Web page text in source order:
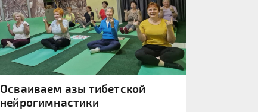
Осваиваем азы тибетской
нейрогимнастики